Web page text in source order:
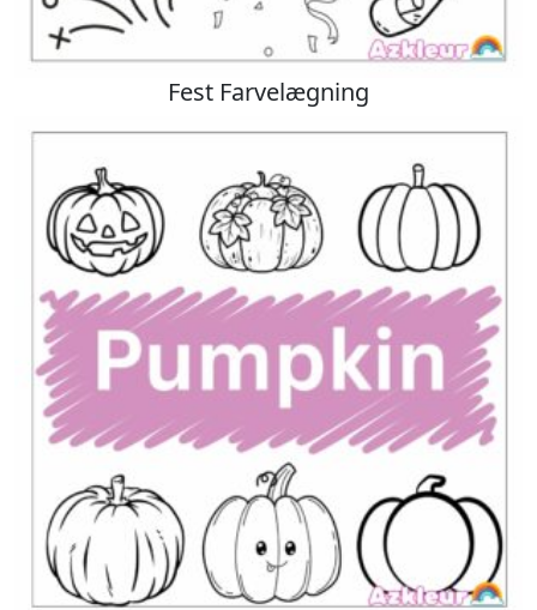
Fest Farvelægning